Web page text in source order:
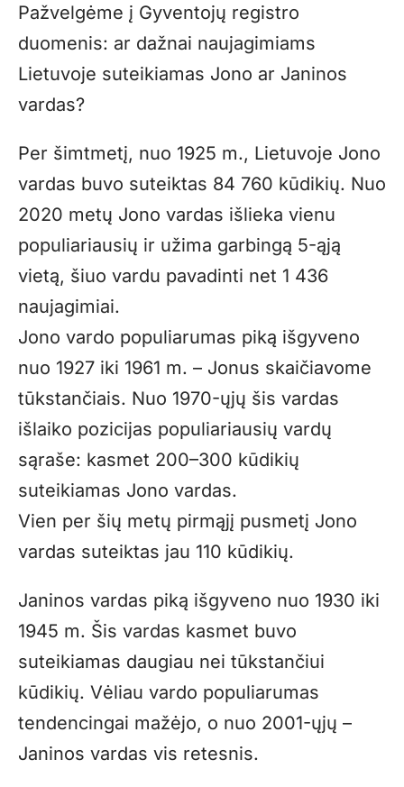
Pažvelgėme į Gyventojų registro
duomenis: ar dažnai naujagimiams
Lietuvoje suteikiamas Jono ar Janinos
vardas?
Per šimtmetį, nuo 1925 m., Lietuvoje Jono
vardas buvo suteiktas 84 760 kūdikių. Nuo
2020 metų Jono vardas išlieka vienu
populiariausių ir užima garbingą 5-ąją
vietą, šiuo vardu pavadinti net 1 436
naujagimiai.
Jono vardo populiarumas piką išgyveno
nuo 1927 iki 1961 m. – Jonus skaičiavome
tūkstančiais. Nuo 1970-ųjų šis vardas
išlaiko pozicijas populiariausių vardų
sąraše: kasmet 200–300 kūdikių
suteikiamas Jono vardas.
Vien per šių metų pirmąjį pusmetį Jono
vardas suteiktas jau 110 kūdikių.
Janinos vardas piką išgyveno nuo 1930 iki
1945 m. Šis vardas kasmet buvo
suteikiamas daugiau nei tūkstančiui
kūdikių. Vėliau vardo populiarumas
tendencingai mažėjo, o nuo 2001-ųjų –
Janinos vardas vis retesnis.